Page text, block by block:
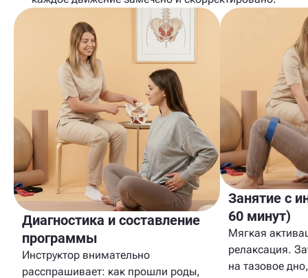
Диагностика и составление
программы
Инструктор внимательно
расспрашивает: как прошли роды,
Занятие с
60 минут)
Мягкая
релаксация.
на тазовое